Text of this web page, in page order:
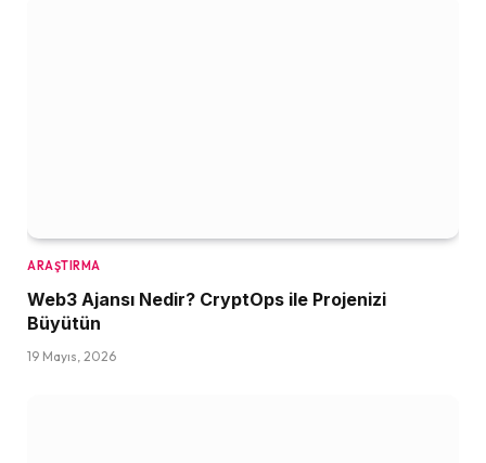
ARAŞTIRMA
Web3 Ajansı Nedir? CryptOps ile Projenizi
Büyütün
19 Mayıs, 2026